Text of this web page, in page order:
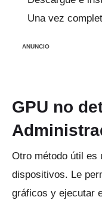
Una vez
ANUNCIO
GPU no
Otro método útil es
dispositivos. Le
gráficos y ejecutar